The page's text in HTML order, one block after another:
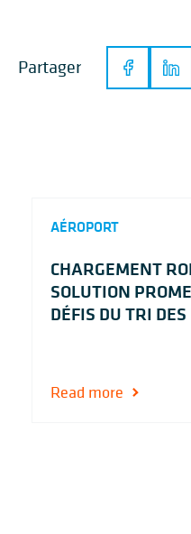
Partager
AÉROPORT
CHARGEMENT
SOLUTION
DÉFIS DU TRI
Read more